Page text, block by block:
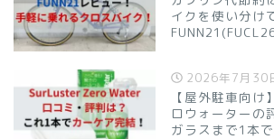
イクを使い分け
2026年7月30
【屋外駐車向け
ロウォーターの
ガラスまで1本で